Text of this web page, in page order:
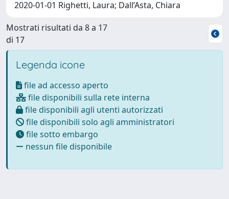
2020-01-01 Righetti, Laura; Dall’Asta, Chiara
Mostrati risultati da 8 a 17
di 17
Legenda icone
file ad accesso aperto
file disponibili sulla rete interna
file disponibili agli utenti autorizzati
file disponibili solo agli amministratori
file sotto embargo
nessun file disponibile